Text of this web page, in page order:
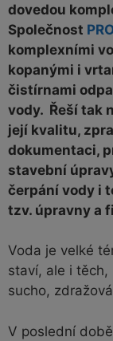
dovedou
Společnost
komplexními
kopanými i
čistírnami
vody. Řeší tak
její kvalitu,
dokumentaci,
stavební
čerpání vody i
tzv. úpravny a
Voda je velké
staví, ale i
sucho,
V poslední